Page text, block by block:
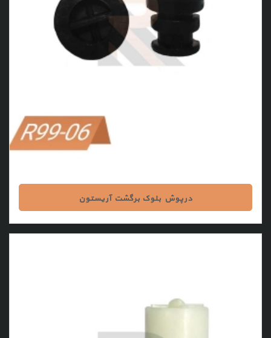
درپوش بلوک برگشت آریستون